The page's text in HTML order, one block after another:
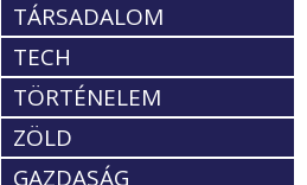
TÁRSADALOM
TECH
TÖRTÉNELEM
ZÖLD
GAZDASÁG